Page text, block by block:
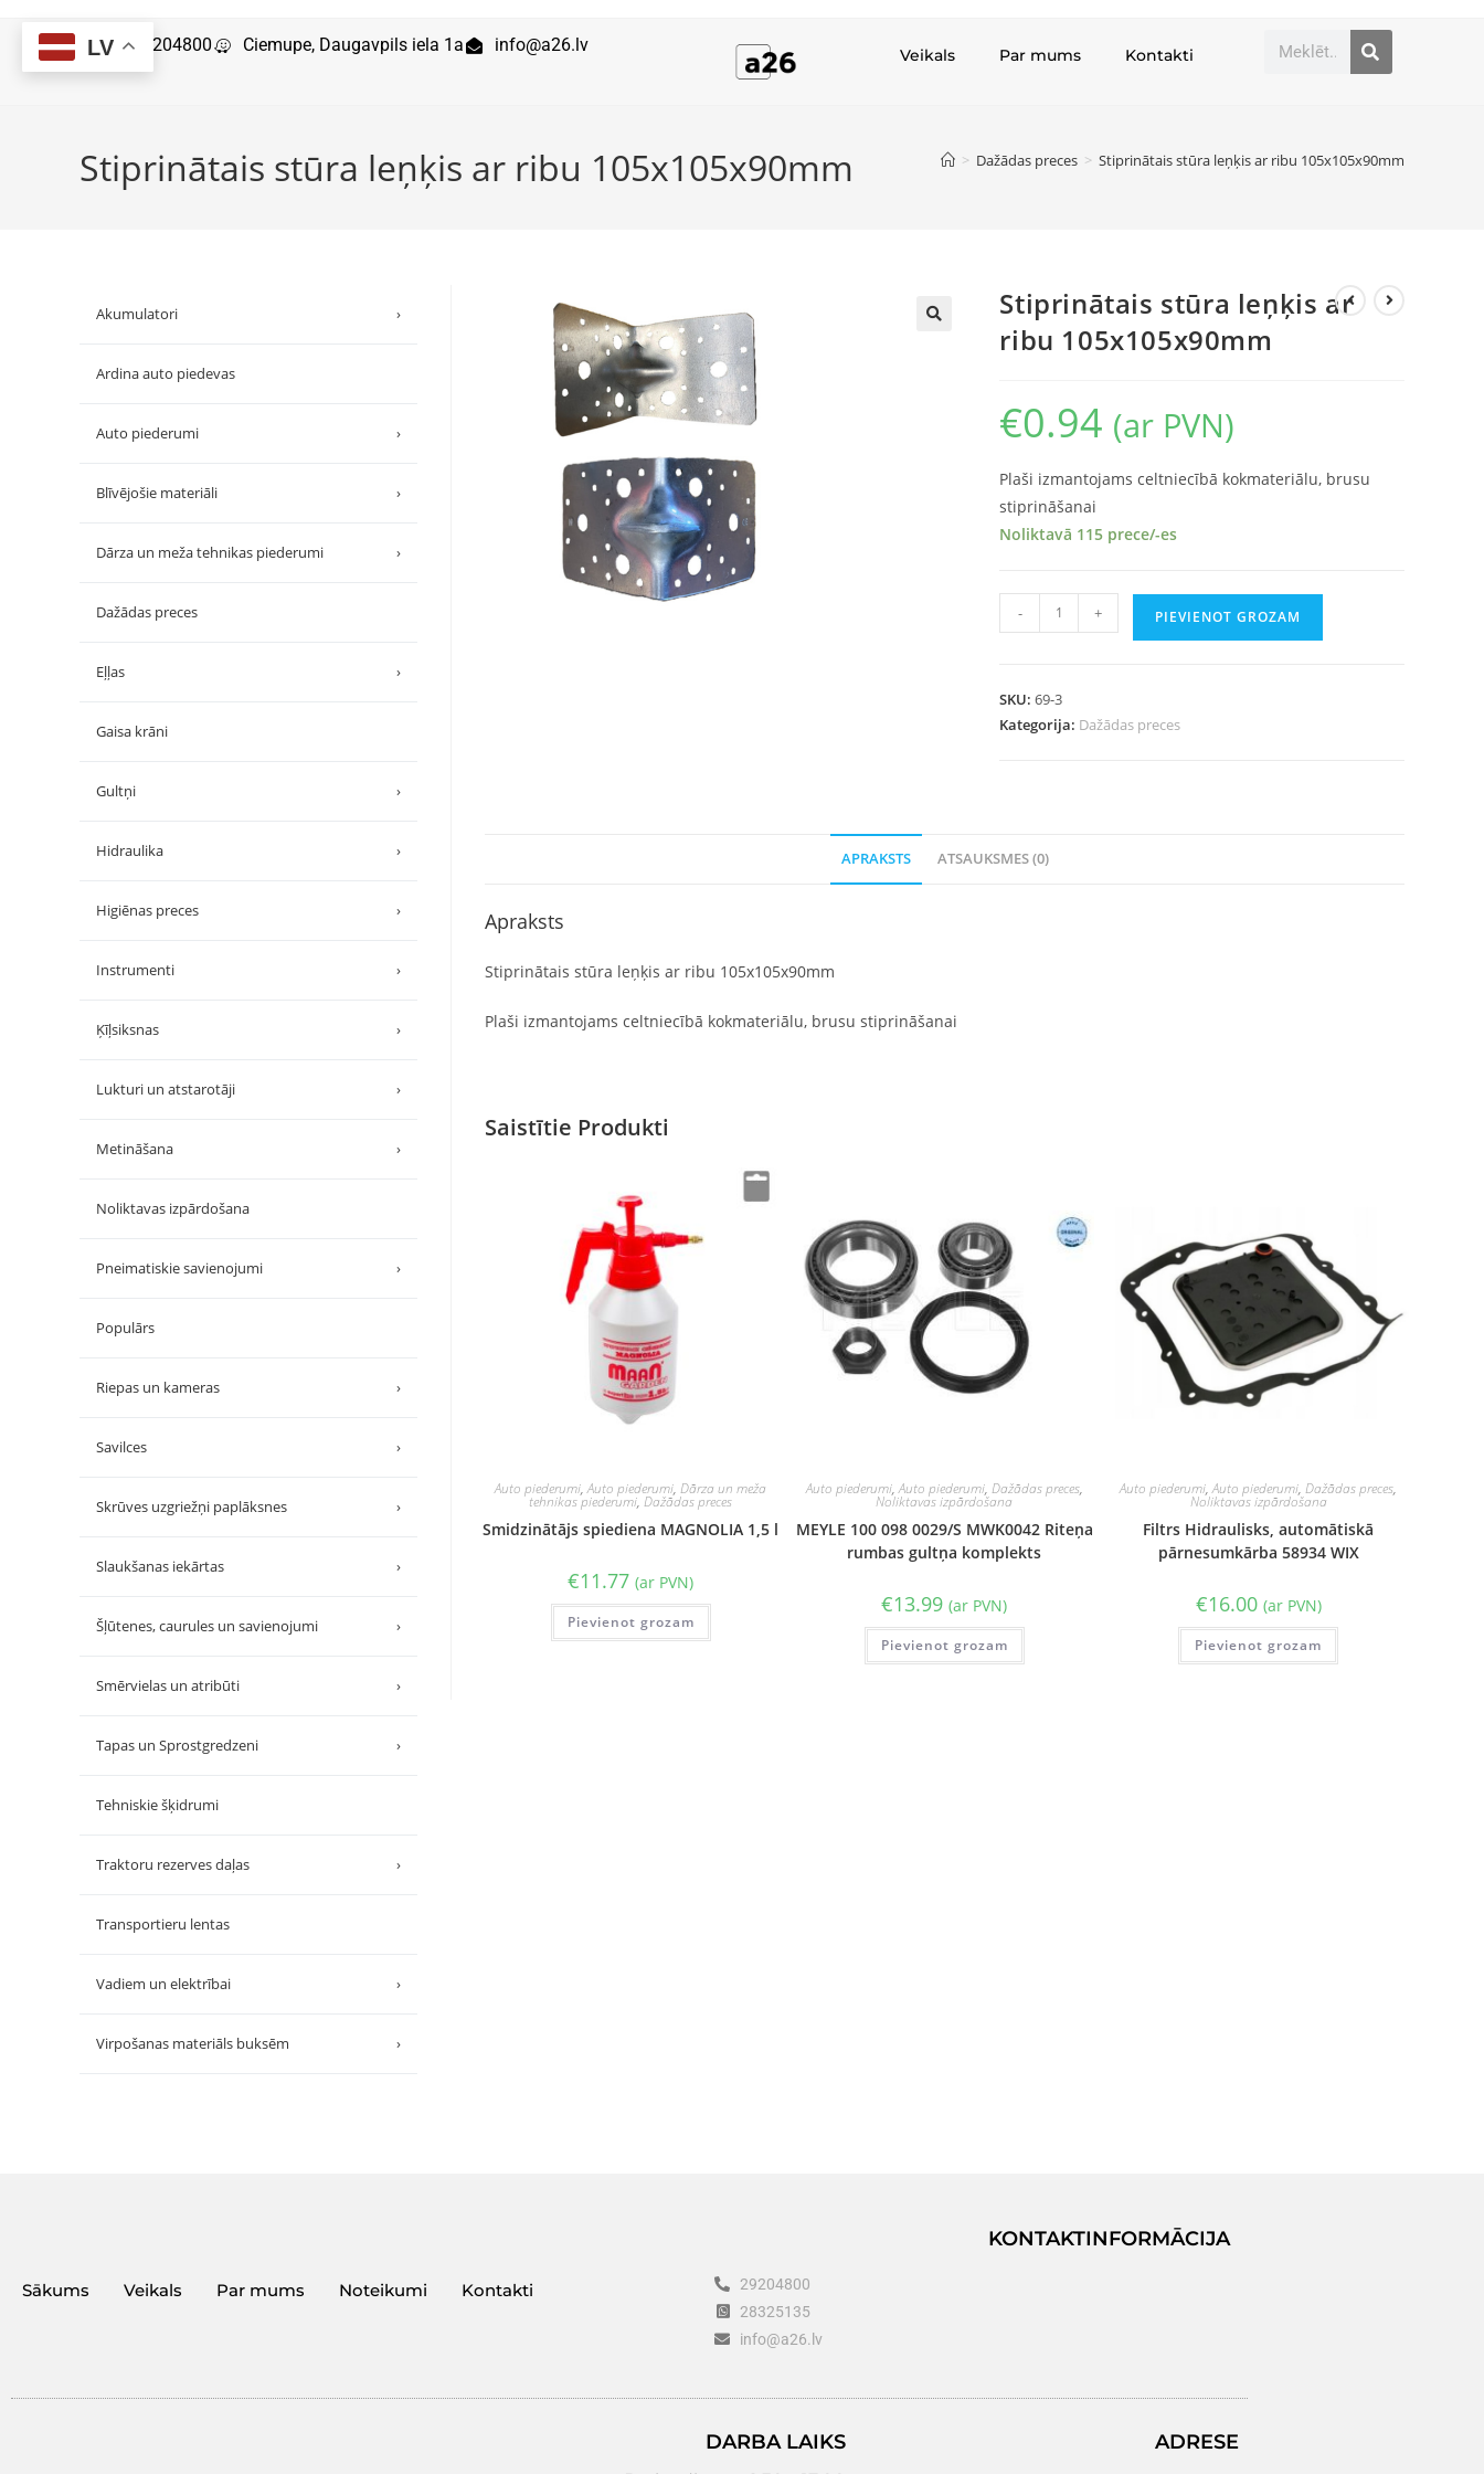
29204800 Ciemupe, Daugavpils iela 1a info@a26.lv Veikals Par mums Kontakti
Stiprinātais stūra leņķis ar ribu 105x105x90mm > Dažādas preces > Stiprinātais stūra leņķis ar ribu 105x105x90mm
Stiprinātais stūra leņķis ar
ribu 105x105x90mm
€0.94 (ar PVN)
Plaši izmantojams celtniecībā kokmateriālu, brusu
stiprināšanai
Noliktavā 115 prece/-es
- + PIEVIENOT GROZAM
SKU:69-3
Kategorija: Dažādas preces
APRAKSTS ATSAUKSMES (0)
Apraksts
Stiprinātais stūra leņķis ar ribu 105x105x90mm
Plaši izmantojams celtniecībā kokmateriālu, brusu stiprināšanai
Saistītie Produkti
Auto piederumi,Auto piederumi,Dārza un meža
tehnikas piederumi,Dažādas preces
Smidzinātājs spiediena MAGNOLIA 1,5 l
€11.77 (ar PVN)
Pievienot grozam
Auto piederumi,Auto piederumi, Dažādas preces,
Noliktavas izpārdošana
MEYLE 100 098 0029/S MWK0042 Riteņa
rumbas gultņa komplekts
€13.99 (ar PVN)
Pievienot grozam
Auto piederumi,Auto piederumi,Dažādas preces,
Noliktavas izpārdošana
Filtrs Hidraulisks, automātiskā
pārnesumkārba 58934 WIX
€16.00 (ar PVN)
Pievienot grozam
Akumulatori ›
Ardina auto piedevas
Auto piederumi ›
Blīvējošie materiāli ›
Dārza un meža tehnikas piederumi ›
Dažādas preces
Eļļas ›
Gaisa krāni
Gultņi ›
Hidraulika ›
Higiēnas preces ›
Instrumenti ›
Ķīļsiksnas ›
Lukturi un atstarotāji ›
Metināšana ›
Noliktavas izpārdošana
Pneimatiskie savienojumi ›
Populārs
Riepas un kameras ›
Savilces ›
Skrūves uzgriežņi paplāksnes ›
Slaukšanas iekārtas ›
Šļūtenes, caurules un savienojumi ›
Smērvielas un atribūti ›
Tapas un Sprostgredzeni ›
Tehniskie šķidrumi
Traktoru rezerves daļas ›
Transportieru lentas
Vadiem un elektrībai ›
Virpošanas materiāls buksēm ›
Sākums Veikals Par mums Noteikumi Kontakti
KONTAKTINFORMĀCIJA
29204800
28325135
info@a26.lv
DARBA LAIKS ADRESE
LV